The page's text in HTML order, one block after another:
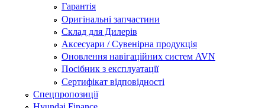
Гарантія
Оригінальні запчастини
Склад для Дилерів
Аксесуари / Сувенірна продукція
Оновлення навігаційних систем AVN
Посібник з експлуатації
Сертифікат відповідності
Спецпропозиції